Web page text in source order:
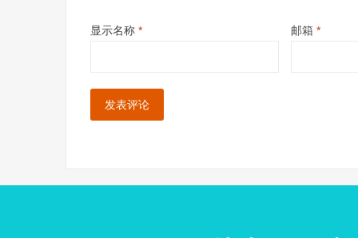
显示名称 * 邮箱 *